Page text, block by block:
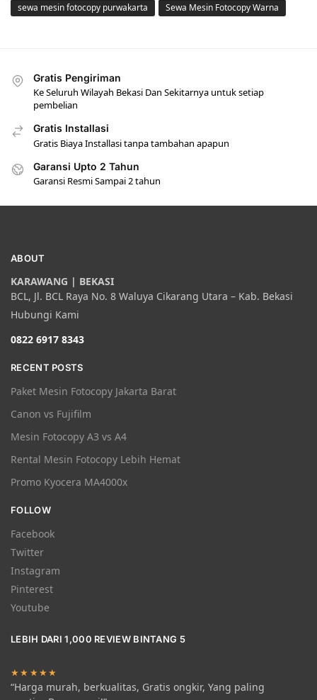
sewa mesin fotocopy purwakarta
Sewa Mesin Fotocopy Warna
Gratis Pengiriman
Ke Seluruh Wilayah Bekasi Dan Sekitarnya untuk setiap
pembelian
Gratis Installasi
Gratis Biaya Installasi tanpa tambahan apapun
Garansi Upto 2 Tahun
Garansi Resmi Sampai 2 tahun
ABOUT
KARAWANG | BEKASI
BCL, Jl. BCL Raya No. 8 Waluya Cikarang Utara – Kab. Bekasi
Hubungi Kami
0822 6917 8343
RECENT POSTS
Paket Mesin Fotocopy Jakarta Barat
Canon vs Fujifilm
Mesin Fotocopy A3 vs A4
Rental Mesin Fotocopy Lebih Hemat
Promo Kyocera MA4000x
FOLLOW
Facebook
Twitter
Instagram
Pinterest
Youtube
LEBIH DARI 1,000 REVIEW BINTANG 5
★★★★★
“Harga murah, berkualitas, Gratis ongkir, Yang paling